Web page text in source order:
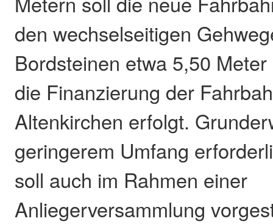
den wechselseitigen
Bordsteinen etwa 5,50
die Finanzierung der
Altenkirchen erfolgt.
geringerem Umfang
soll auch im Rahmen einer
Anliegerversammlung